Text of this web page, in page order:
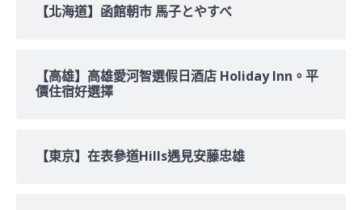
【北海道】函館朝市 馬子とやすべ
【高雄】高雄愛河智選假日酒店 Holiday Inn。平
價住宿好選擇
【東京】在表參道Hills遇見安藤忠雄